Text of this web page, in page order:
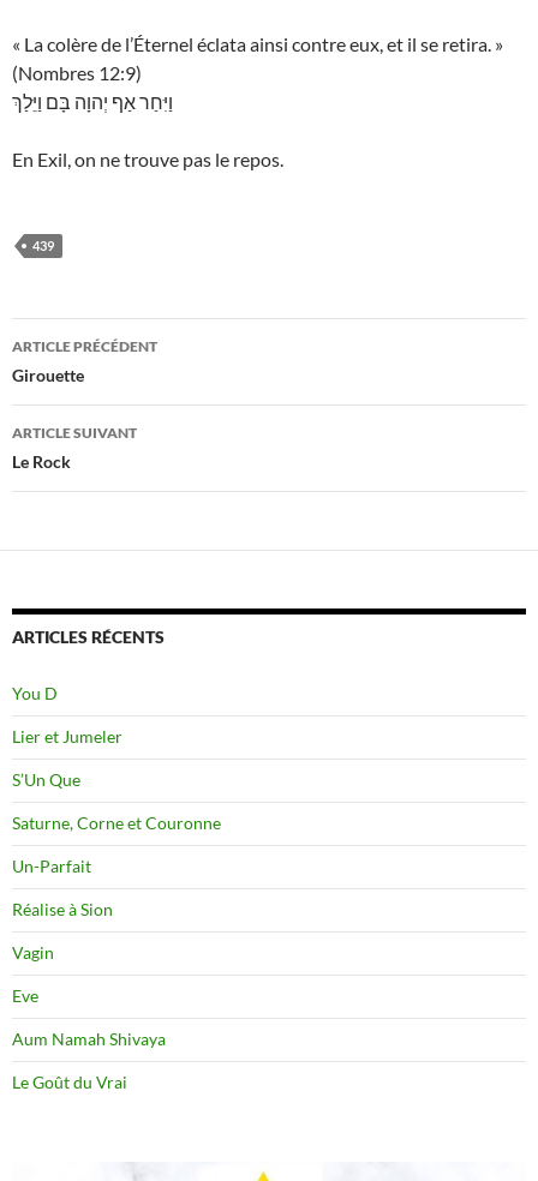
« La colère de l’Éternel éclata ainsi contre eux, et il se retira. »
(Nombres 12:9)
וַיִּחַר אַף יְהוָה בָּם וַיֵּלַךְ
En Exil, on ne trouve pas le repos.
439
Navigation
des
articles
ARTICLE PRÉCÉDENT
Girouette
ARTICLE SUIVANT
Le Rock
ARTICLES RÉCENTS
You D
Lier et Jumeler
S’Un Que
Saturne, Corne et Couronne
Un-Parfait
Réalise à Sion
Vagin
Eve
Aum Namah Shivaya
Le Goût du Vrai